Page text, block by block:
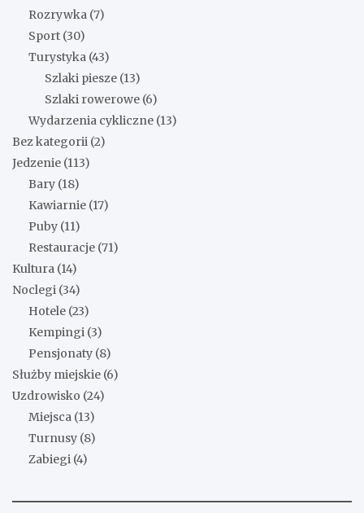
Rozrywka (7)
Sport (30)
Turystyka (43)
Szlaki piesze (13)
Szlaki rowerowe (6)
Wydarzenia cykliczne (13)
Bez kategorii (2)
Jedzenie (113)
Bary (18)
Kawiarnie (17)
Puby (11)
Restauracje (71)
Kultura (14)
Noclegi (34)
Hotele (23)
Kempingi (3)
Pensjonaty (8)
Służby miejskie (6)
Uzdrowisko (24)
Miejsca (13)
Turnusy (8)
Zabiegi (4)